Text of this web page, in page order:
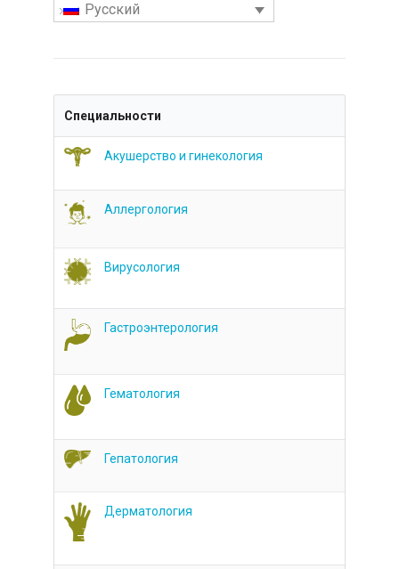
Русский
Специальности
Акушерство и гинекология
Аллергология
Вирусология
Гастроэнтерология
Гематология
Гепатология
Дерматология